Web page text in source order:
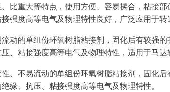
重大等特点，使用方便、容易揉合，粘接
强度高等电气及物理特性良好，广泛应用于
动的单组份环氧树脂粘接剂，固化后有较强
、粘接强度高等电气及物理特性，适用于马
不易流动的单组份环氧树脂粘接剂，固化后
缘、抗压、粘接强度高等电气及物理特性。